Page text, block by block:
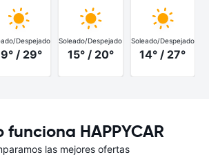
Despejado
/ 29°
Soleado/Despejado
15° / 20°
Soleado/Despejado
14° / 27°
funciona HAPPYCAR
las mejores ofertas